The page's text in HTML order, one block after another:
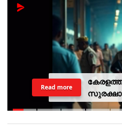
സുരക്ഷാ
Read more